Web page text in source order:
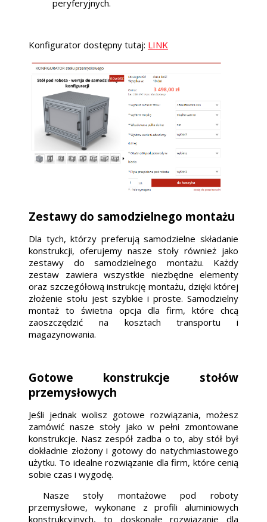
peryferyjnych.
Konfigurator dostępny tutaj: LINK
Zestawy do samodzielnego montażu
Dla tych, którzy preferują samodzielne składanie
konstrukcji, oferujemy nasze stoły również jako
zestawy do samodzielnego montażu. Każdy
zestaw zawiera wszystkie niezbędne elementy
oraz szczegółową instrukcję montażu, dzięki której
złożenie stołu jest szybkie i proste. Samodzielny
montaż to świetna opcja dla firm, które chcą
zaoszczędzić na kosztach transportu i
magazynowania.
Gotowe konstrukcje stołów
przemysłowych
Jeśli jednak wolisz gotowe rozwiązania, możesz
zamówić nasze stoły jako w pełni zmontowane
konstrukcje. Nasz zespół zadba o to, aby stół był
dokładnie złożony i gotowy do natychmiastowego
użytku. To idealne rozwiązanie dla firm, które cenią
sobie czas i wygodę.
Nasze stoły montażowe pod roboty
przemysłowe, wykonane z profili aluminiowych
konstrukcyjnych, to doskonałe rozwiązanie dla